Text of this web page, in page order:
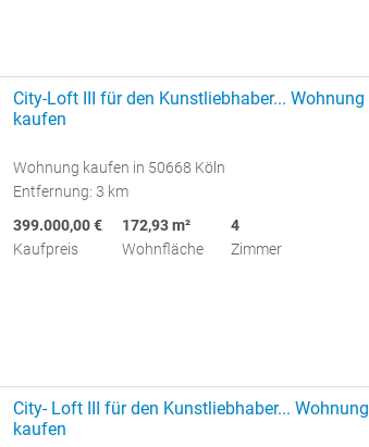
City-Loft III für den Kunstliebhaber... Wohnung
kaufen
Wohnung kaufen in 50668 Köln
Entfernung: 3 km
399.000,00 €
Kaufpreis
172,93 m²
Wohnfläche
4
Zimmer
City- Loft III für den Kunstliebhaber... Wohnung
kaufen